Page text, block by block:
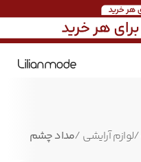
/لوازم آرایشی /مداد چشم